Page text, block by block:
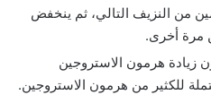
من النزيف التالي، ثم ينخفض
مرة أخرى.
زيادة هرمون الاستروجين
للكثير من هرمون الاستروجين.